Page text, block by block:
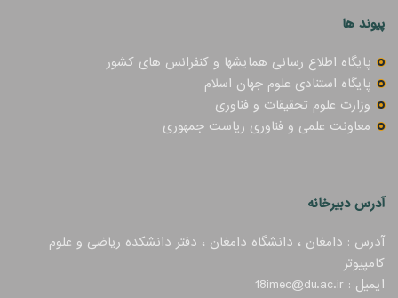
پیوند ها
پایگاه اطلاع رسانی همایشها و کنفرانس های کشور
پایگاه استنادی علوم جهان اسلام
وزارت علوم تحقیقات و فناوری
معاونت علمی و فناوری ریاست جمهوری
آدرس دبیرخانه
آدرس : دامغان ، دانشگاه دامغان ، دفتر دانشکده ریاضی و علوم
کامپیوتر
ایمیل : 18imec@du.ac.ir